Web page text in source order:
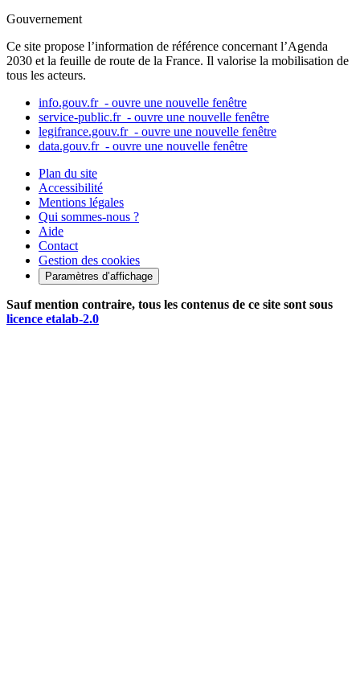
Gouvernement
Ce site propose l’information de référence concernant l’Agenda
2030 et la feuille de route de la France. Il valorise la mobilisation de
tous les acteurs.
info.gouv.fr - ouvre une nouvelle fenêtre
service-public.fr - ouvre une nouvelle fenêtre
legifrance.gouv.fr - ouvre une nouvelle fenêtre
data.gouv.fr - ouvre une nouvelle fenêtre
Plan du site
Accessibilité
Mentions légales
Qui sommes-nous ?
Aide
Contact
Gestion des cookies
Paramètres d’affichage
Sauf mention contraire, tous les contenus de ce site sont sous
licence etalab-2.0